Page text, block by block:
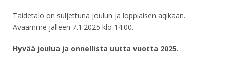
Taidetalo on suljettuna joulun ja loppiaisen aqikaan.
Avaamme jälleen 7.1.2025 klo 14.00.
Hyvää joulua ja onnellista uutta vuotta 2025.